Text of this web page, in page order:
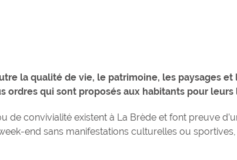
la qualité de vie, le patrimoine, les paysages
ordres qui sont proposés aux habitants pour
de convivialité existent à La Brède et font preuve
end sans manifestations culturelles ou